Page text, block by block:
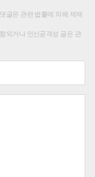
글은 관련 법률에 의해 제재
되거나 인신공격성 글은 관